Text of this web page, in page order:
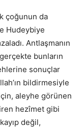
çoğunun da
Hudeybiye
Antlaşmanın
bunların
sonuçlar
bildirmesiyle
aleyhe görünen
hezîmet gibi
değil,